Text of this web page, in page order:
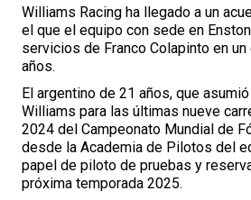
Williams Racing ha llegado a un
el que el equipo con sede en
servicios de Franco Colapinto en
años.
El argentino de 21 años, que
Williams para las últimas nueve
2024 del Campeonato Mundial de
desde la Academia de Pilotos del
papel de piloto de pruebas y
próxima temporada 2025.